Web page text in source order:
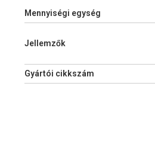
Mennyiségi egység
Jellemzők
Gyártói cikkszám